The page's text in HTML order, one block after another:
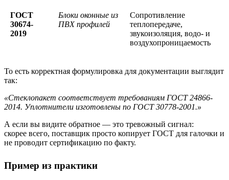
ГОСТ
30674-
2019
Блоки оконные из
ПВХ профилей
Сопротивление
теплопередаче,
звукоизоляция, водо- и
воздухопроницаемость
То есть корректная формулировка для документации выглядит
так:
«Стеклопакет соответствует требованиям ГОСТ 24866-
2014. Уплотнители изготовлены по ГОСТ 30778-2001.»
А если вы видите обратное — это тревожный сигнал:
скорее всего, поставщик просто копирует ГОСТ для галочки и
не проводит сертификацию по факту.
Пример из практики